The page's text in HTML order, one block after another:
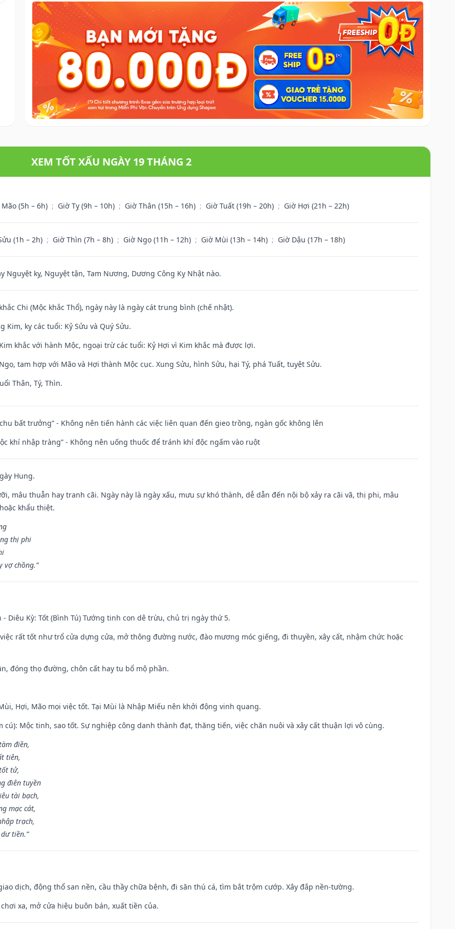
XEM TỐT XẤU NGÀY 19 THÁNG 2
(5h – 6h) ; Giờ Tỵ (9h – 10h) ; Giờ Thân (15h – 16h) ; Giờ Tuất (19h – 20h) ; Giờ Hợi (21h – 22h)
(1h – 2h) ; Giờ Thìn (7h – 8h) ; Giờ Ngọ (11h – 12h) ; Giờ Mùi (13h – 14h) ; Giờ Dậu (17h – 18h)
Nguyệt kỵ, Nguyệt tận, Tam Nương, Dương Công Kỵ Nhật nào.
Chi (Mộc khắc Thổ), ngày này là ngày cát trung bình (chế nhật).
Kim, kỵ các tuổi: Kỷ Sửu và Quý Sửu.
khắc với hành Mộc, ngoại trừ các tuổi: Kỷ Hợi vì Kim khắc mà được lợi.
tam hợp với Mão và Hợi thành Mộc cục. Xung Sửu, hình Sửu, hại Tý, phá Tuất, tuyệt Sửu.
Thân, Tý, Thìn.
bất trưởng” - Không nên tiến hành các việc liên quan đến gieo trồng, ngàn gốc không lên
khí nhập tràng” - Không nên uống thuốc để tránh khí độc ngấm vào ruột
Hung.
mâu thuẫn hay tranh cãi. Ngày này là ngày xấu, mưu sự khó thành, dễ dẫn đến nội bộ xảy ra cãi vã, thị phi, mâu
khẩu thiệt.
thị phi
vợ chồng.”
- Diêu Kỳ: Tốt (Bình Tú) Tướng tinh con dê trừu, chủ trị ngày thứ 5.
rất tốt như trổ cửa dựng cửa, mở thông đường nước, đào mương móc giếng, đi thuyền, xây cất, nhậm chức hoặc
đóng thọ đường, chôn cất hay tu bổ mộ phần.
Hợi, Mão mọi việc tốt. Tại Mùi là Nhập Miếu nên khởi động vinh quang.
cú): Mộc tinh, sao tốt. Sự nghiệp công danh thành đạt, thăng tiến, việc chăn nuôi và xây cất thuận lợi vô cùng.
điền,
tiên,
tử,
điên tuyền
tài bạch,
mạc cát,
trạch,
tiền.”
dịch, động thổ san nền, cầu thầy chữa bệnh, đi săn thú cá, tìm bắt trộm cướp. Xây đắp nền-tường.
xa, mở cửa hiệu buôn bán, xuất tiền của.